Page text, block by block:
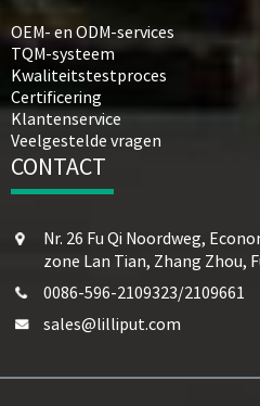
OEM- en ODM-services
TQM-systeem
Kwaliteitstestproces
Certificering
Klantenservice
Veelgestelde vragen
CONTACT
Nr. 26 Fu Qi Noordweg,
zone Lan Tian, ​​Zhang Zhou,
0086-596-2109323/2109661
sales@lilliput.com